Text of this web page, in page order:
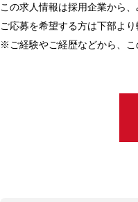
この求人情報は採用企業から
ご応募を希望する方は下部よ
※ご経験やご経歴などから、こ